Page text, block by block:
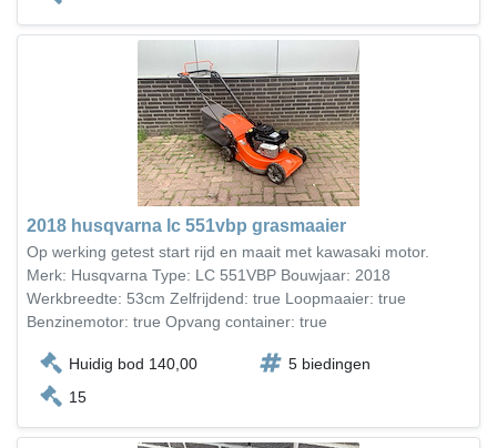
2018 husqvarna lc 551vbp grasmaaier
Op werking getest start rijd en maait met kawasaki motor.
Merk: Husqvarna Type: LC 551VBP Bouwjaar: 2018
Werkbreedte: 53cm Zelfrijdend: true Loopmaaier: true
Benzinemotor: true Opvang container: true
Huidig bod 140,00
5 biedingen
15